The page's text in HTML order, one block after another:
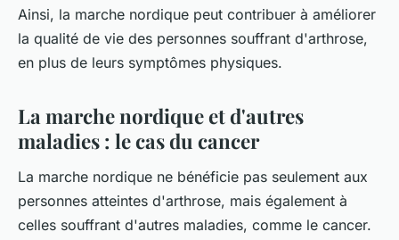
Ainsi, la marche nordique peut contribuer à améliorer
la qualité de vie des personnes souffrant d'arthrose,
en plus de leurs symptômes physiques.
La marche nordique et d'autres
maladies : le cas du cancer
La marche nordique ne bénéficie pas seulement aux
personnes atteintes d'arthrose, mais également à
celles souffrant d'autres maladies, comme le cancer.